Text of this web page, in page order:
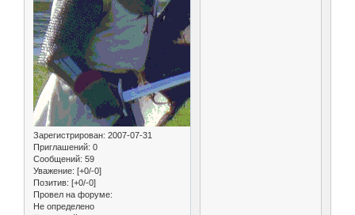
Зарегистрирован: 2007-07-31
Приглашений: 0
Сообщений: 59
Уважение: [+0/-0]
Позитив: [+0/-0]
Провел на форуме:
Не определено